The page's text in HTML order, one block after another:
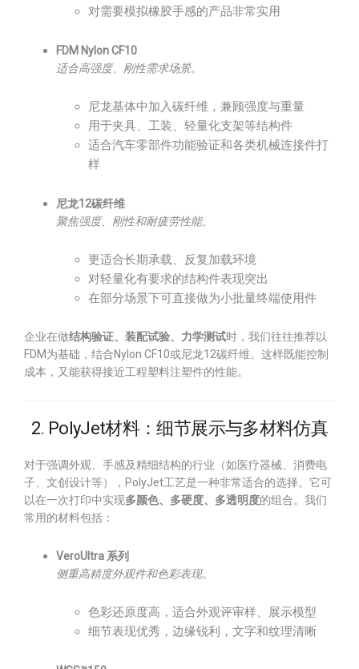
对需要模拟橡胶手感的产品非常实用
FDM Nylon CF10
适合高强度、刚性需求场景。
尼龙基体中加入碳纤维，兼顾强度与重量
用于夹具、工装、轻量化支架等结构件
适合汽车零部件功能验证和各类机械连接件打
样
尼龙12碳纤维
聚焦强度、刚性和耐疲劳性能。
更适合长期承载、反复加载环境
对轻量化有要求的结构件表现突出
在部分场景下可直接做为小批量终端使用件
企业在做结构验证、装配试验、力学测试时，我们往往推荐以
FDM为基础，结合Nylon CF10或尼龙12碳纤维。这样既能控制
成本，又能获得接近工程塑料注塑件的性能。
2. PolyJet材料：细节展示与多材料仿真
对于强调外观、手感及精细结构的行业（如医疗器械、消费电
子、文创设计等），PolyJet工艺是一种非常适合的选择。它可
以在一次打印中实现多颜色、多硬度、多透明度的组合。我们
常用的材料包括：
VeroUltra 系列
侧重高精度外观件和色彩表现。
色彩还原度高，适合外观评审样、展示模型
细节表现优秀，边缘锐利，文字和纹理清晰